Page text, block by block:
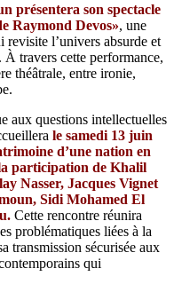
présentera son spectacle
Raymond Devos», une
l’univers absurde et
travers cette performance,
théâtrale, entre ironie,
aux questions intellectuelles
le samedi 13 juin
d’une nation en
participation de Khalil
Nasser, Jacques Vignet
Sidi Mohamed El
Cette rencontre réunira
problématiques liées à la
transmission sécurisée aux
qui